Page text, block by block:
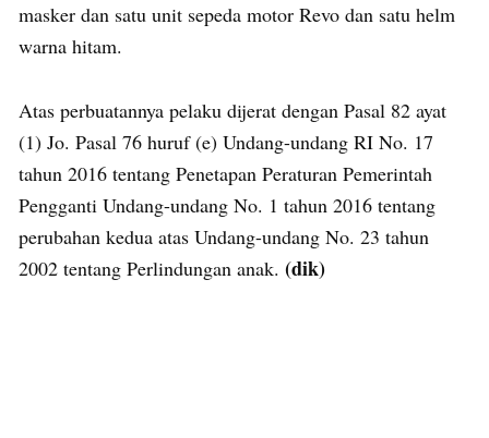
masker dan satu unit sepeda motor Revo dan satu helm
warna hitam.
Atas perbuatannya pelaku dijerat dengan Pasal 82 ayat
(1) Jo. Pasal 76 huruf (e) Undang-undang RI No. 17
tahun 2016 tentang Penetapan Peraturan Pemerintah
Pengganti Undang-undang No. 1 tahun 2016 tentang
perubahan kedua atas Undang-undang No. 23 tahun
2002 tentang Perlindungan anak. (dik)